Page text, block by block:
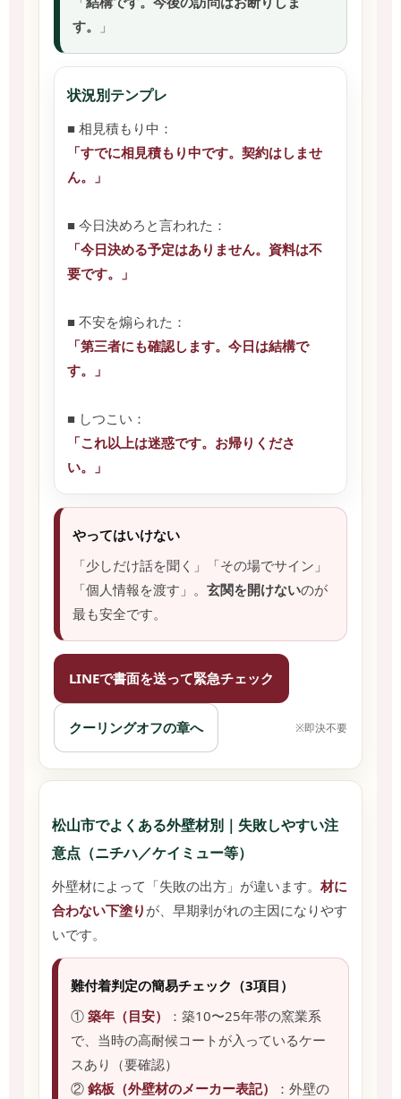
す。
」
状況別テンプレ
■ 相見積もり中：
「すでに相見積もり中です。契約はしませ
ん。」
■ 今日決めろと言われた：
「今日決める予定はありません。資料は不
要です。」
■ 不安を煽られた：
「第三者にも確認します。今日は結構で
す。」
■ しつこい：
「これ以上は迷惑です。お帰りくださ
い。」
やってはいけない
「少しだけ話を聞く」「その場でサイン」
「個人情報を渡す」。玄関を開けないのが
最も安全です。
LINEで書面を送って緊急チェック
クーリングオフの章へ ※即決不要
松山市でよくある外壁材別｜失敗しやすい注
意点（ニチハ／ケイミュー等）
外壁材によって「失敗の出方」が違います。材に
合わない下塗り が、早期剥がれの主因になりやす
いです。
難付着判定の簡易チェック（3項目）
①築年（目安）
：築10〜25年帯の窯業系
で、当時の高耐候コートが入っているケー
スあり（要確認）
②銘板（外壁材のメーカー表記）
：外壁の